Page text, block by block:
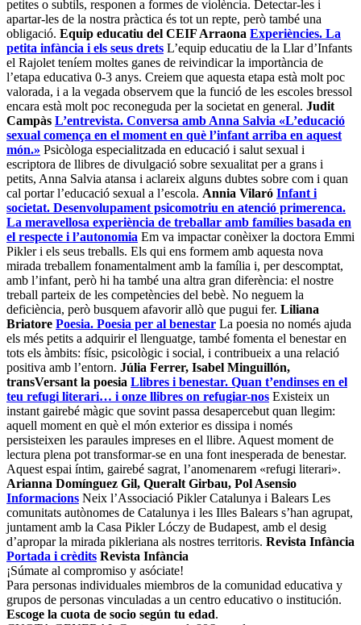
petites o subtils, responen a formes de violència. Detectar-les i
apartar-les de la nostra pràctica és tot un repte, però també una
obligació. Equip educatiu del CEIF Arraona Experiències. La
petita infància i els seus drets L’equip educatiu de la Llar d’Infants
el Rajolet teníem moltes ganes de reivindicar la importància de
l’etapa educativa 0-3 anys. Creiem que aquesta etapa està molt poc
valorada, i a la vegada observem que la funció de les escoles bressol
encara està molt poc reconeguda per la societat en general. Judit
Campàs L’entrevista. Conversa amb Anna Salvia «L’educació
sexual comença en el moment en què l’infant arriba en aquest
món.» Psicòloga especialitzada en educació i salut sexual i
escriptora de llibres de divulgació sobre sexualitat per a grans i
petits, Anna Salvia atansa i aclareix alguns dubtes sobre com i quan
cal portar l’educació sexual a l’escola. Annia Vilaró Infant i
societat. Desenvolupament psicomotriu en atenció primerenca.
La meravellosa experiència de treballar amb famílies basada en
el respecte i l’autonomia Em va impactar conèixer la doctora Emmi
Pikler i els seus treballs. Els qui ens formem amb aquesta nova
mirada treballem fonamentalment amb la família i, per descomptat,
amb l’infant, però hi ha també una altra gran diferència: el nostre
treball parteix de les competències del bebè. No neguem la
deficiència, però busquem afavorir allò que pugui fer. Liliana
Briatore Poesia. Poesia per al benestar La poesia no només ajuda
els més petits a adquirir el llenguatge, també fomenta el benestar en
tots els àmbits: físic, psicològic i social, i contribueix a una relació
positiva amb l’entorn. Júlia Ferrer, Isabel Minguillón,
transVersant la poesia Llibres i benestar. Quan t’endinses en el
teu refugi literari… i onze llibres on refugiar-nos Existeix un
instant gairebé màgic que sovint passa desapercebut quan llegim:
aquell moment en què el món exterior es dissipa i només
persisteixen les paraules impreses en el llibre. Aquest moment de
lectura plena pot transformar-se en una font inesperada de benestar.
Aquest espai íntim, gairebé sagrat, l’anomena­rem «refugi literari».
Arianna Domínguez Gil, Queralt Girbau, Pol Asensio
Informacions Neix l’Associació Pikler Catalunya i Balears Les
comunitats autònomes de Cata­lunya i les Illes Balears s’han agrupat,
juntament amb la Casa Pikler Lóczy de Budapest, amb el desig
d’apropar la mirada pikleriana als nostres territoris. Revista Infància
Portada i crèdits Revista Infància
¡Súmate al compromiso y asóciate!
Para personas individuales miembros de la comunidad educativa y
grupos de personas vinculadas a un centro educativo o institución.
Escoge la cuota de socio según tu edad.